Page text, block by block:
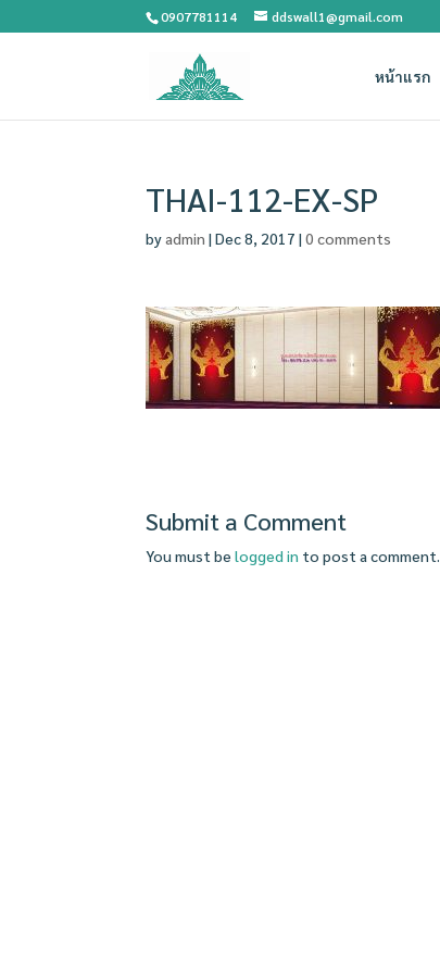
0907781114 ddswall1@gmail.com
หน้าแรก
THAI-112-EX-SP
byadmin |Dec 8, 2017 |0 comments
Submit a Comment
You must belogged in to post a comment.